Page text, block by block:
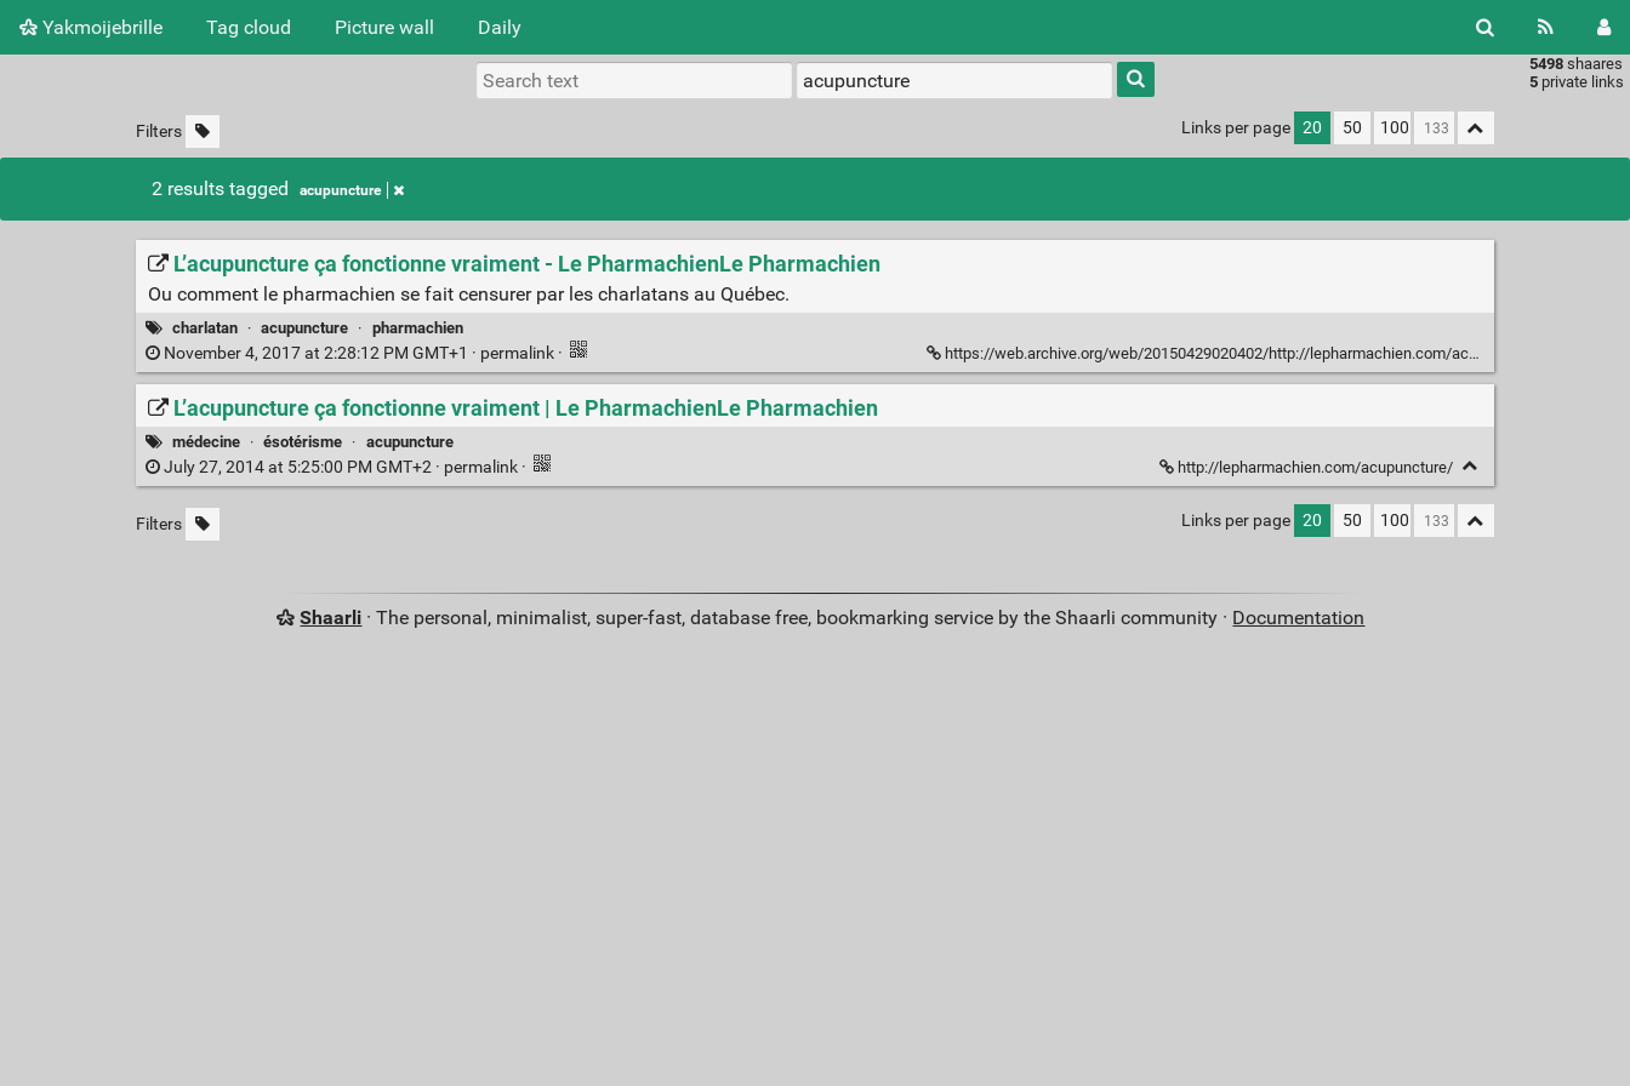
Yakmoijebrille Tag cloud Picture wall Daily
5498 shaares
5 private links
Type 1 or
more
characters
results.
Filters Links per page 20 50 100
2 results tagged acupuncture
L’acupuncture ça fonctionne vraiment - Le PharmachienLe Pharmachien
Ou comment le pharmachien se fait censurer par les charlatans au Québec.
charlatan · acupuncture · pharmachien
November 4, 2017 at 2:28:12 PM GMT+1 · permalink · https://web.archive.org/web/20150429020402/http://lepharmachien.com/acupuncture
L’acupuncture ça fonctionne vraiment | Le PharmachienLe Pharmachien
médecine · ésotérisme · acupuncture
July 27, 2014 at 5:25:00 PM GMT+2 · permalink · http://lepharmachien.com/acupuncture/
Filters Links per page 20 50 100
Shaarli · The personal, minimalist, super-fast, database free, bookmarking service by the Shaarli community · Documentation